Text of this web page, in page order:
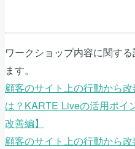
ワークショップ内容に関す
ます。
顧客のサイト上の行動から
は？KARTE Liveの活用ポイ
改善編】
顧客のサイト上の行動から